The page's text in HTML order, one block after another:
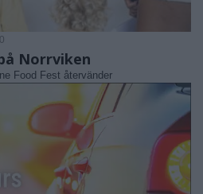
Norrviken
Food Fest återvänder